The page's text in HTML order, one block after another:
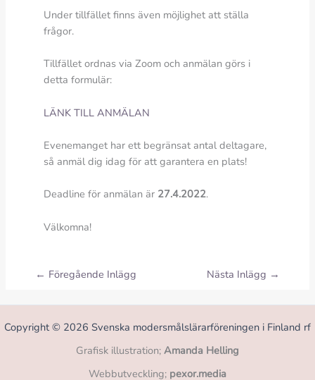
Under tillfället finns även möjlighet att ställa
frågor.
Tillfället ordnas via Zoom och anmälan görs i
detta formulär:
LÄNK TILL ANMÄLAN
Evenemanget har ett begränsat antal deltagare,
så anmäl dig idag för att garantera en plats!
Deadline för anmälan är 27.4.2022.
Välkomna!
← Föregående Inlägg Nästa Inlägg →
Copyright © 2026 Svenska modersmålslärarföreningen i Finland rf
Grafisk illustration; Amanda Helling
Webbutveckling; pexor.media